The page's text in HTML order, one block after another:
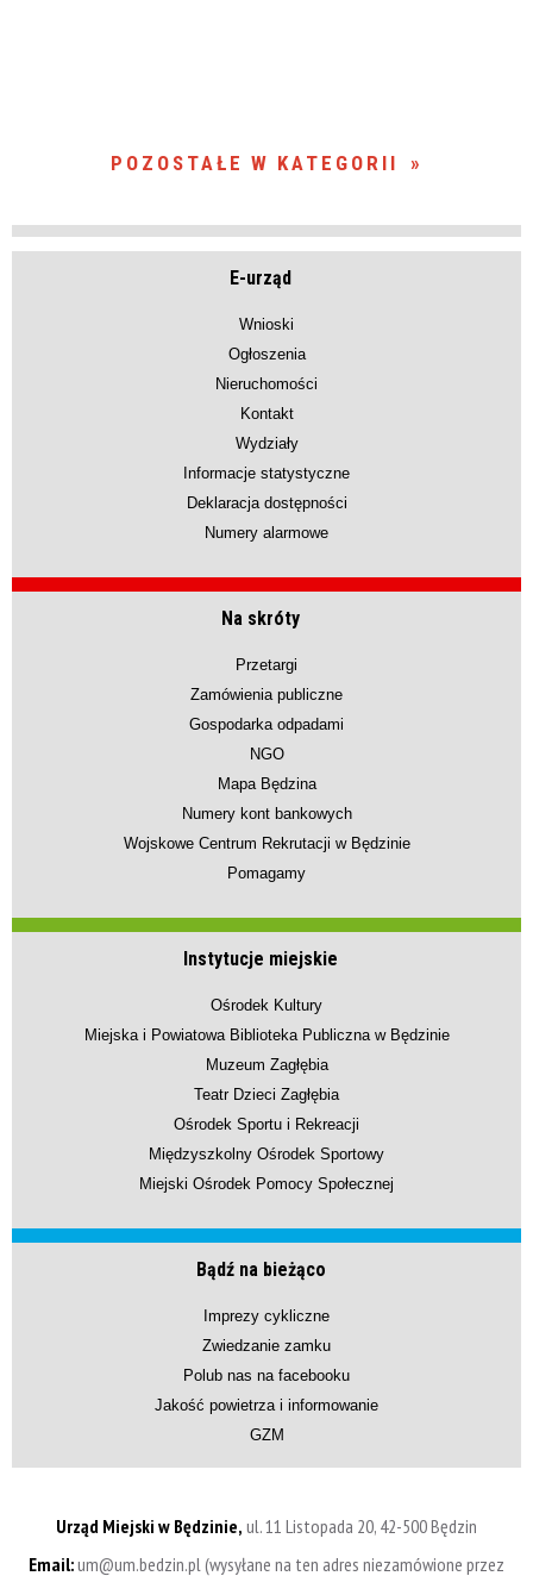
POZOSTAŁE W KATEGORII
E-urząd
Wnioski
Ogłoszenia
Nieruchomości
Kontakt
Wydziały
Informacje statystyczne
Deklaracja dostępności
Numery alarmowe
Na skróty
Przetargi
Zamówienia publiczne
Gospodarka odpadami
NGO
Mapa Będzina
Numery kont bankowych
Wojskowe Centrum Rekrutacji w Będzinie
Pomagamy
Instytucje miejskie
Ośrodek Kultury
Miejska i Powiatowa Biblioteka Publiczna w Będzinie
Muzeum Zagłębia
Teatr Dzieci Zagłębia
Ośrodek Sportu i Rekreacji
Międzyszkolny Ośrodek Sportowy
Miejski Ośrodek Pomocy Społecznej
Bądź na bieżąco
Imprezy cykliczne
Zwiedzanie zamku
Polub nas na facebooku
Jakość powietrza i informowanie
GZM
Urząd Miejski w Będzinie, ul. 11 Listopada 20, 42-500 Będzin
Email:um@um.bedzin.pl (wysyłane na ten adres niezamówione przez